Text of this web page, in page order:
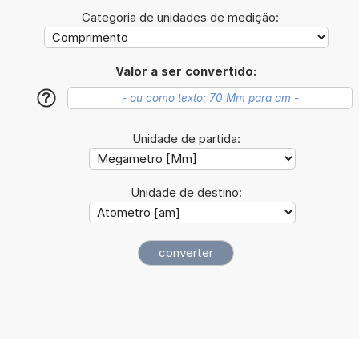
Categoria de unidades de medição:
Valor a ser convertido:
?
Unidade de partida:
Unidade de destino: